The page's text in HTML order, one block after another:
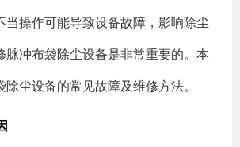
当操作可能导致设备故障，影响除尘
脉冲布袋除尘设备是非常重要的。本
尘设备的常见故障及维修方法。